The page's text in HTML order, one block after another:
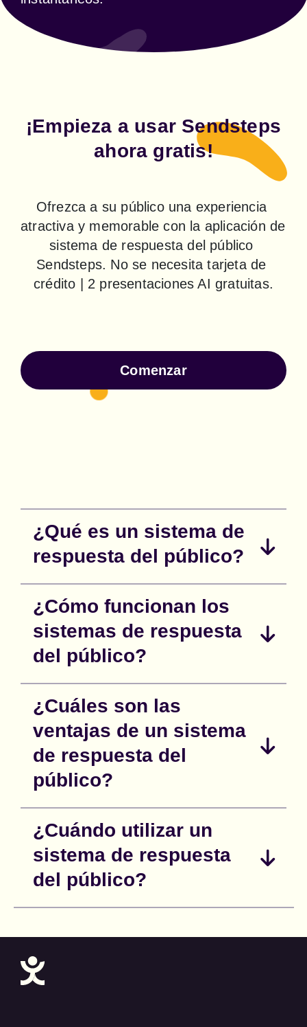
¡Empieza a usar Sendsteps
ahora gratis!
Ofrezca a su público una experiencia
atractiva y memorable con la aplicación de
sistema de respuesta del público
Sendsteps. No se necesita tarjeta de
crédito | 2 presentaciones AI gratuitas.
Comenzar
¿Qué es un sistema de
respuesta del público?
¿Cómo funcionan los
sistemas de respuesta
del público?
¿Cuáles son las
ventajas de un sistema
de respuesta del
público?
¿Cuándo utilizar un
sistema de respuesta
del público?